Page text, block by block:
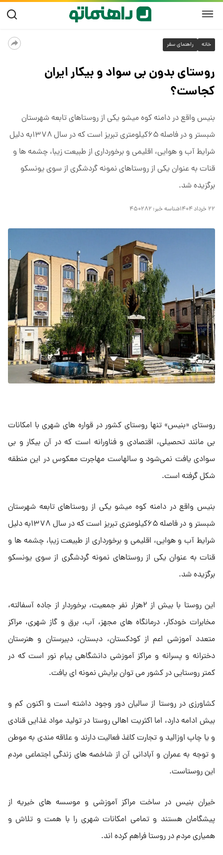
خانه راهنمای سفر
روستای بدون بی سواد و بیکار ایران
کجاست؟
بنیس واقع در دامنه کوه میشو یکی از روستاهای تابعه شهرستان
شبستر و در فاصله ۶۵کیلومتری تبریز است که در سال ۱۳۷۸به دلیل
شرایط آب و هوایی، اقلیمی و برخورداری از طبیعت زیبا، چشمه ها و
قنات به عنوان یکی از روستاهای نمونه گردشگری از سوی یونسکو
برگزیده شد.
۲۲ خرداد ۱۴۰۴ شناسه خبر: ۴۵۰۲۸۲
روستای «بنیس» تنها روستای کشور در قواره های شهری با امکانات
بی مانند تحصیلی، اقتصادی و فناورانه است که در آن بیکار و بی
سوادی یافت نمی‌شود و سالهاست مهاجرت معکوس در این منطقه
شکل گرفته است.
بنیس واقع در دامنه کوه میشو یکی از روستاهای تابعه شهرستان
شبستر و در فاصله ۶۵کیلومتری تبریز است که در سال ۱۳۷۸به دلیل
شرایط آب و هوایی، اقلیمی و برخورداری از طبیعت زیبا، چشمه ها و
قنات به عنوان یکی از روستاهای نمونه گردشگری از سوی یونسکو
برگزیده شد.
این روستا با بیش از ۲هزار نفر جمعیت، برخوردار از جاده آسفالته،
مخابرات خودکار، درمانگاه های مجهز، آب، برق و گاز شهری، مراکز
متعدد آموزشی اعم از کودکستان، دبستان، دبیرستان و هنرستان
دخترانه و پسرانه و مراکز آموزشی دانشگاهی پیام نور است که در
کمتر روستایی در کشور می توان برایش نمونه ای یافت.
کشاورزی در روستا از سالیان دور وجود داشته است و اکنون کم و
بیش ادامه دارد، اما اکثریت اهالی روستا در تولید مواد غذایی قنادی
و یا چاپ اوزالید و تجارت کاغذ فعالیت دارند و علاقه مندی به موطن
و توجه به عمران و آبادانی آن از شاخصه های زندگی اجتماعی مردم
این روستاست.
خیران بنیس در ساخت مراکز آموزشی و موسسه های خیریه از
پیشگامان هستند و تمامی امکانات شهری را با همت و تلاش و
همیاری مردم در روستا فراهم کرده اند.